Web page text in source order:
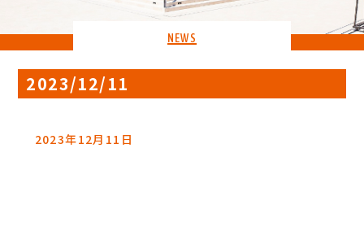
NEWS
2023/12/11
2023年12月11日